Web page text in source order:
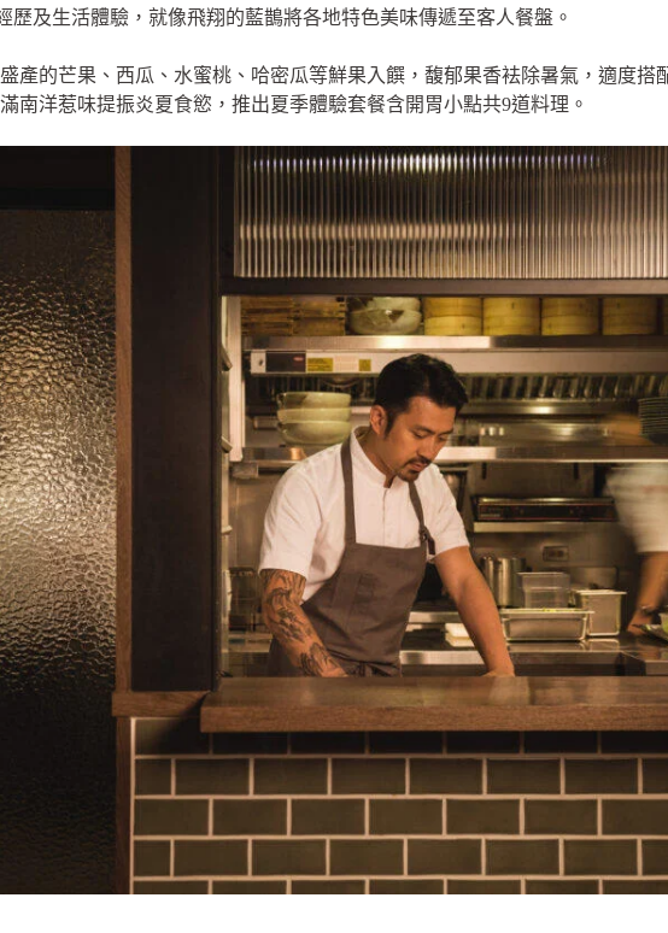
歷及生活體驗，就像飛翔的藍鵲將各地特色美味傳遞至客人餐盤。
產的芒果、西瓜、水蜜桃、哈密瓜等鮮果入饌，馥郁果香袪除暑氣，適度搭
南洋惹味提振炎夏食慾，推出夏季體驗套餐含開胃小點共9道料理。